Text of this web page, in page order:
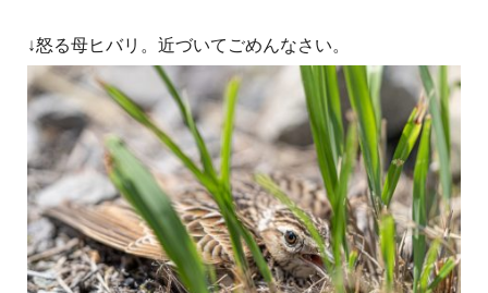
↓怒る母ヒバリ。近づいてごめんなさい。